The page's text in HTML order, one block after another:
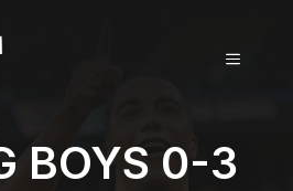
MENU
BOYS 0-3